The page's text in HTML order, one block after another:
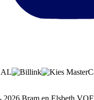
2026 Bram en Elsbeth VOF